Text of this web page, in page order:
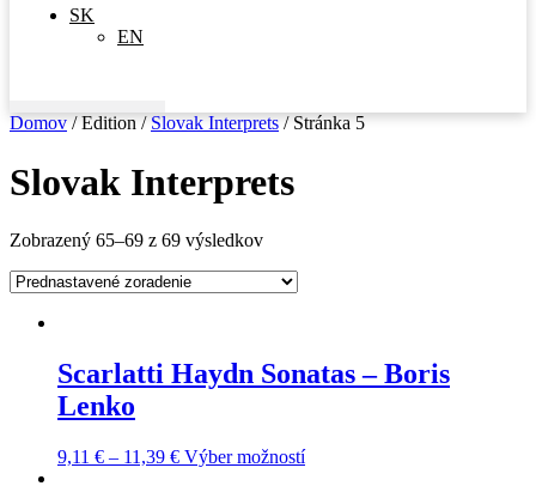
SK
EN
Domov / Edition / Slovak Interprets / Stránka 5
Slovak Interprets
Zobrazený 65–69 z 69 výsledkov
Scarlatti Haydn Sonatas – Boris
Lenko
9,11 € – 11,39 € Výber možnostíThis